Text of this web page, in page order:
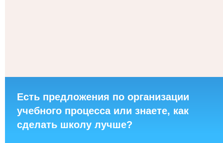
Есть предложения по организации
учебного процесса или знаете, как
сделать школу лучше?